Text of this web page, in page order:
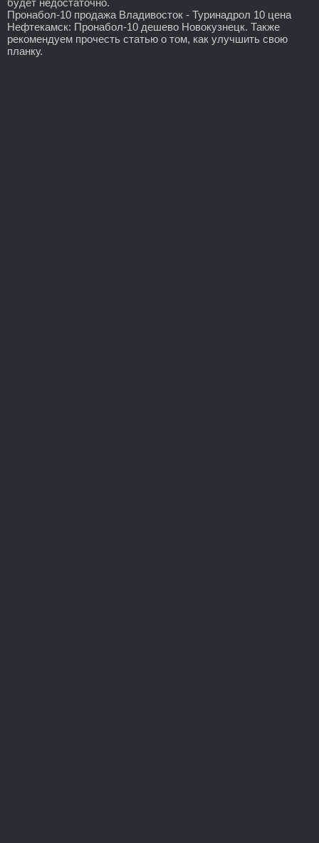
Пронабол-10 продажа Владивосток - Туринадрол 10 цена
Нефтекамск: Пронабол-10 дешево Новокузнецк. Также
рекомендуем прочесть статью о том, как улучшить свою
планку.